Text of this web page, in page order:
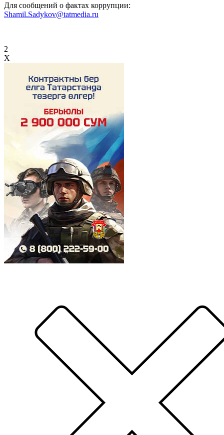
Для сообщений о фактах коррупции:
Shamil.Sadykov@tatmedia.ru
2
X